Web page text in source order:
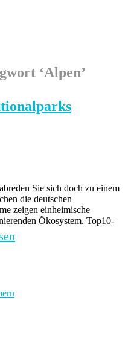
‘Alpen’
Sie sich doch zu einem
die deutschen
zeigen einheimische
Ökosystem. Top10-